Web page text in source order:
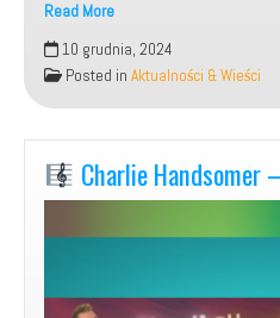
Read More
Moja
piosenka:
„Wśród
Gwiazd”.
10 grudnia, 2024
Posted in Aktualności & Wieści
Charlie Handsomer